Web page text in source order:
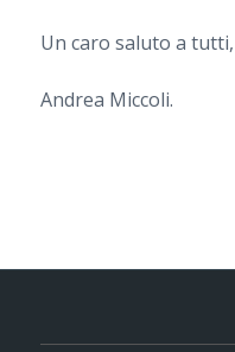
Un caro saluto a tutti,
Andrea Miccoli.